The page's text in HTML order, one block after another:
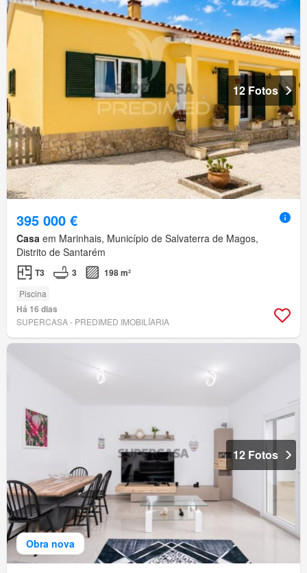
12 Fotos
395 000 €
Casa em Marinhais, Município de Salvaterra de Magos,
Distrito de Santarém
T3 3 198 m²
Piscina
Há 16 dias
SUPERCASA - PREDIMED IMOBILÍARIA
Obra nova
12 Fotos